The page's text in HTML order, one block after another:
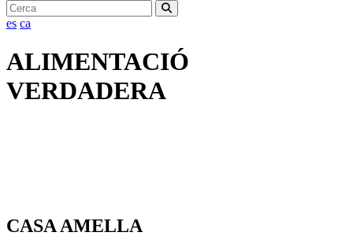
es ca
ALIMENTACIÓ
VERDADERA
CASA AMELLA